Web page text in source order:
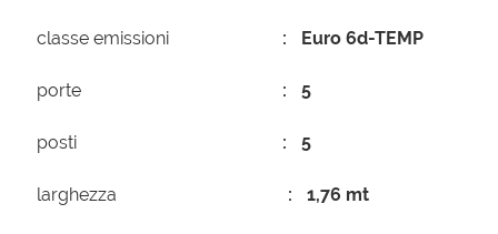
classe emissioni Euro 6d-TEMP
porte 5
posti 5
larghezza 1,76 mt